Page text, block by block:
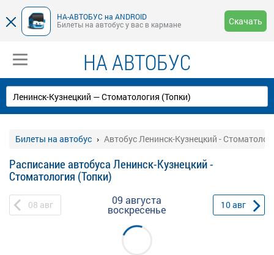
НА-АВТОБУС на ANDROID
Билеты на автобус у вас в кармане
Скачать
НА АВТОБУС
Билеты на автобус Автобус Ленинск-Кузнецкий -
Расписание автобуса Ленинск-Кузнецкий -
Стоматология (Топки)
08 авг 09 августа
воскресенье 10авг